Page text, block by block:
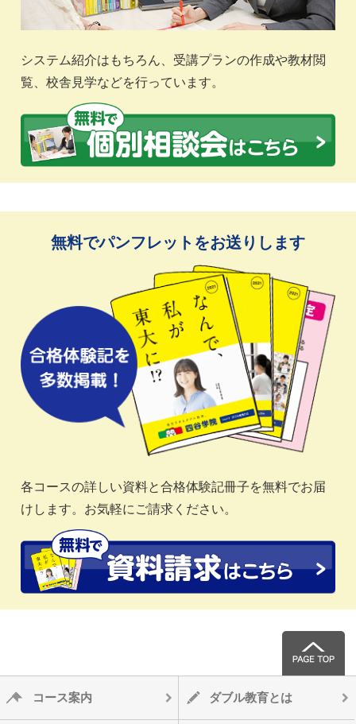
システム紹介はもちろん、受講プランの作成や教材閲
覧、校舎見学などを行っています。
無料でパンフレットをお送りします
各コースの詳しい資料と合格体験記冊子を無料でお届
けします。お気軽にご請求ください。
コース案内 ダブル教育とは